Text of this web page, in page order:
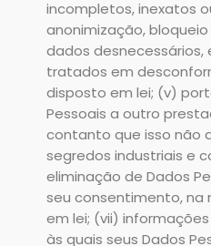
incompletos, inexatos
anonimização,
dados desnecessários,
tratados em
disposto em lei; (v)
Pessoais a outro
contanto que isso não
segredos industriais e
eliminação de Dados
seu consentimento, na
em lei; (vii)
às quais seus Dados